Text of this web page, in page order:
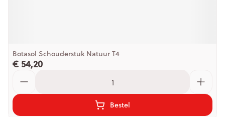
Botasol Schouderstuk Natuur T4
€ 54,20
Bestel